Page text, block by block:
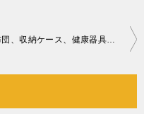
布団、収納ケース、健康器具、ポーターブルトイレ等の回収・処分